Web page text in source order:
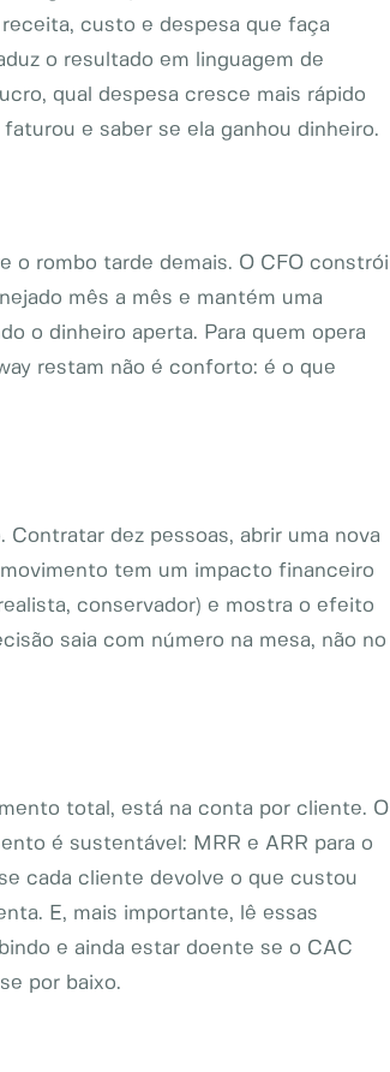
custo e despesa que faça
o resultado em linguagem de
qual despesa cresce mais rápido
e saber se ela ganhou dinheiro.
o rombo tarde demais. O CFO constrói
mês a mês e mantém uma
o dinheiro aperta. Para quem opera
restam não é conforto: é o que
dez pessoas, abrir uma nova
tem um impacto financeiro
conservador) e mostra o efeito
saia com número na mesa, não no
total, está na conta por cliente. O
é sustentável: MRR e ARR para o
cada cliente devolve o que custou
E, mais importante, lê essas
e ainda estar doente se o CAC
por baixo.